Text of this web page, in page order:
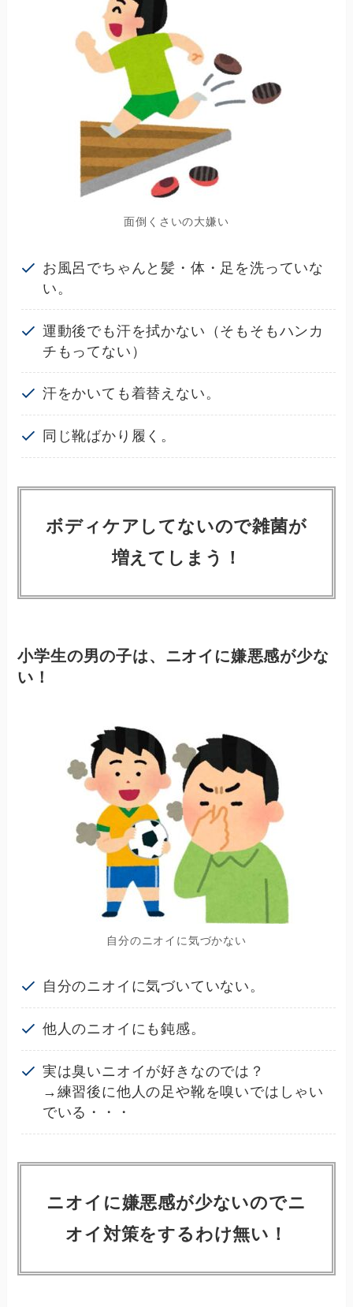
面倒くさいの大嫌い
お風呂でちゃんと髪・体・足を洗っていな
い。
運動後でも汗を拭かない（そもそもハンカ
チもってない）
汗をかいても着替えない。
同じ靴ばかり履く。
ボディケアしてないので雑菌が
増えてしまう！
小学生の男の子は、ニオイに嫌悪感が少な
い！
自分のニオイに気づかない
自分のニオイに気づいていない。
他人のニオイにも鈍感。
実は臭いニオイが好きなのでは？
→練習後に他人の足や靴を嗅いではしゃい
でいる・・・
ニオイに嫌悪感が少ないのでニ
オイ対策をするわけ無い！